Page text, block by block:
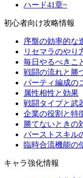
ハード41章~
初心者向け攻略情報
序盤の効率的な
リセマラのやり
毎日やるべきこ
戦闘の流れと勝
パーティ編成の
属性相性と効果
戦闘タイプと武
企業の役割と特
勝てないときの
バーストスキル
臨時合流機能の
キャラ強化情報